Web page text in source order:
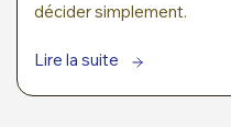
décider simplement.
Lire la suite